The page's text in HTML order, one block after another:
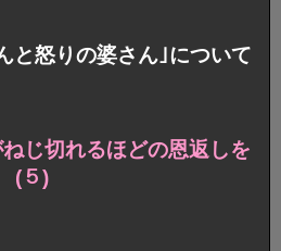
と怒りの婆さん｣について
じ切れるほどの恩返しを
(５)